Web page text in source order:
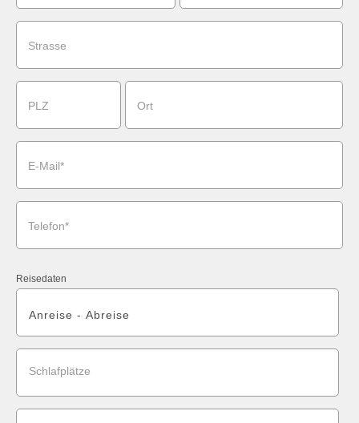
Strasse
PLZ Ort
E-Mail*
Telefon*
Reisedaten
Schlafplätze